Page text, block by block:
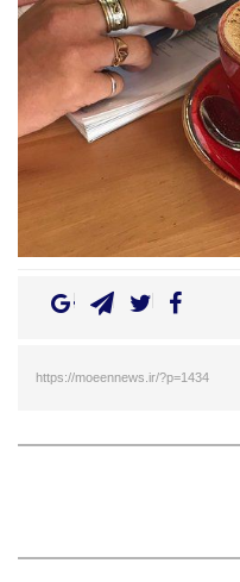
https://moeennews.ir/?p=1434